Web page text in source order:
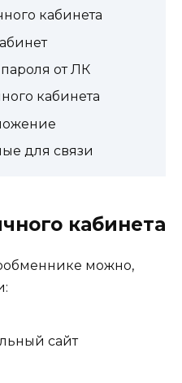
кабинета
от ЛК
кабинета
для связи
кабинета
можно,
сайт